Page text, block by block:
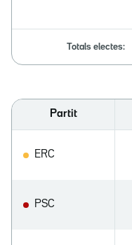
Totals electes:
Partit
ERC
PSC